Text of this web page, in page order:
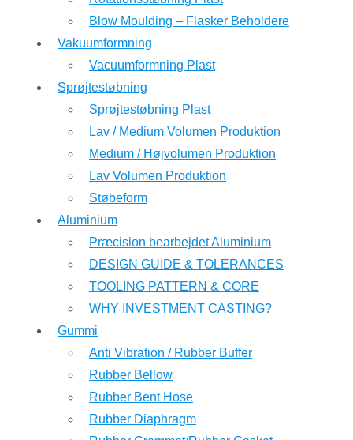
Blow Moulding – Flasker Beholdere
Vakuumformning
Vacuumformning Plast
Sprøjtestøbning
Sprøjtestøbning Plast
Lav / Medium Volumen Produktion
Medium / Højvolumen Produktion
Lav Volumen Produktion
Støbeform
Aluminium
Præcision bearbejdet Aluminium
DESIGN GUIDE & TOLERANCES
TOOLING PATTERN & CORE
WHY INVESTMENT CASTING?
Gummi
Anti Vibration / Rubber Buffer
Rubber Bellow
Rubber Bent Hose
Rubber Diaphragm